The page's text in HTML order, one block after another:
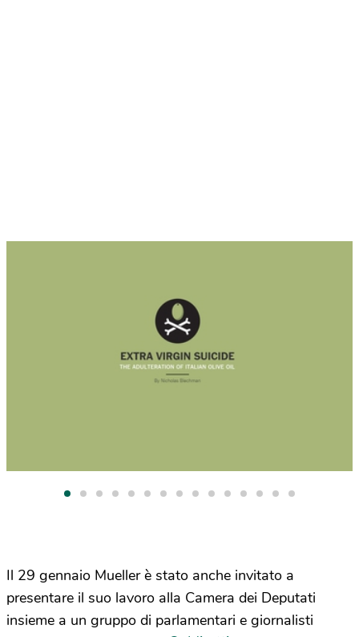
Il 29 gennaio Mueller è stato anche invitato a
presentare il suo lavoro alla Camera dei Deputati
insieme a un gruppo di parlamentari e giornalisti